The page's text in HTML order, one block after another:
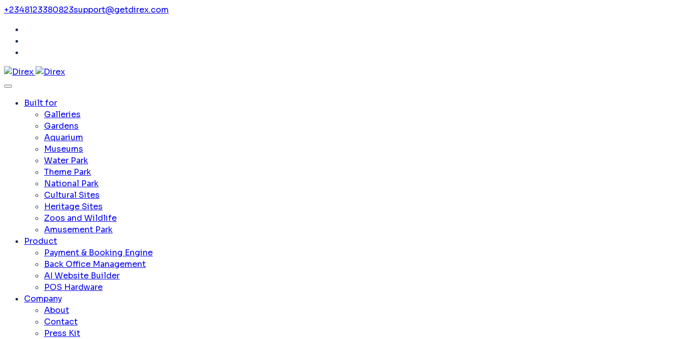
+2348123380823support@getdirex.com
Built for
Galleries
Gardens
Aquarium
Museums
Water Park
Theme Park
National Park
Cultural Sites
Heritage Sites
Zoos and Wildlife
Amusement Park
Product
Payment & Booking Engine
Back Office Management
AI Website Builder
POS Hardware
Company
About
Contact
Press Kit